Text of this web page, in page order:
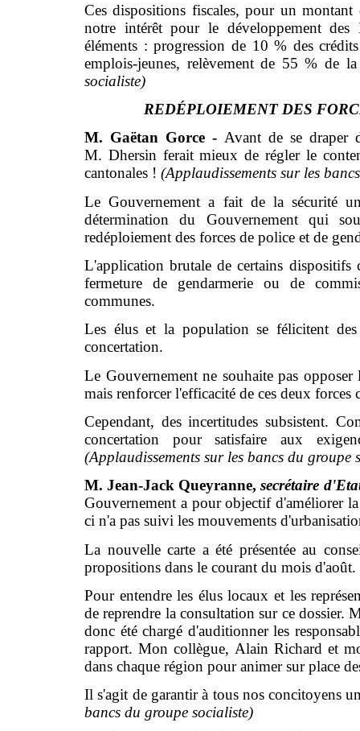
Ces dispositions fiscales, pour un
notre intérêt pour le développement
éléments : progression de 10 % des
emplois-jeunes, relèvement de 55 % de
socialiste)
REDÉPLOIEMENT DES
M. Gaëtan Gorce - Avant de se draper
M. Dhersin ferait mieux de régler le
cantonales ! (Applaudissements sur les
Le Gouvernement a fait de la sécurité
détermination du Gouvernement qui
redéploiement des forces de police et de
L'application brutale de certains
fermeture de gendarmerie ou de
communes.
Les élus et la population se félicitent
concertation.
Le Gouvernement ne souhaite pas
mais renforcer l'efficacité de ces deux forces
Cependant, des incertitudes subsistent.
concertation pour satisfaire aux
(Applaudissements sur les bancs du groupe
M. Jean-Jack Queyranne, secrétaire
Gouvernement a pour objectif d'améliorer
ci n'a pas suivi les mouvements
La nouvelle carte a été présentée au
propositions dans le courant du mois d'août.
Pour entendre les élus locaux et les
de reprendre la consultation sur ce dossier.
donc été chargé d'auditionner les
rapport. Mon collègue, Alain Richard et
dans chaque région pour animer sur place
Il s'agit de garantir à tous nos concitoyens
bancs du groupe socialiste)